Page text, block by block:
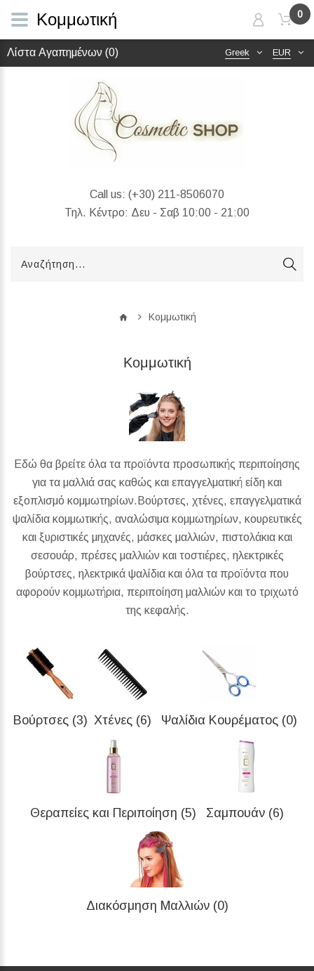
EUR
Greek
Call us: (+30) 211-8506070
Τηλ. Κέντρο: Δευ - Σαβ 10:00 - 21:00
0
Λίστα Αγαπημένων (0)
Κομμωτική
Κομμωτική
Εδώ θα βρείτε όλα τα προϊόντα προσωπικής περιποίησης
για τα μαλλιά σας καθώς και επαγγελματική είδη και
εξοπλισμό κομμωτηρίων.Βούρτσες, χτένες, επαγγελματικά
ψαλίδια κομμωτικής, αναλώσιμα κομμωτηρίων, κουρευτικές
και ξυριστικές μηχανές, μάσκες μαλλιών, πιστολάκια και
σεσουάρ, πρέσες μαλλιών και τοστιέρες, ηλεκτρικές
βούρτσες, ηλεκτρικά ψαλίδια και όλα τα προϊόντα που
αφορούν κομμωτήρια, περιποίηση μαλλιών και το τριχωτό
της κεφαλής.
Βούρτσες (3) Χτένες (6) Ψαλίδια Κουρέματος (0)
Θεραπείες και Περιποίηση (5) Σαμπουάν (6)
Διακόσμηση Μαλλιών (0)
Κομμωτική